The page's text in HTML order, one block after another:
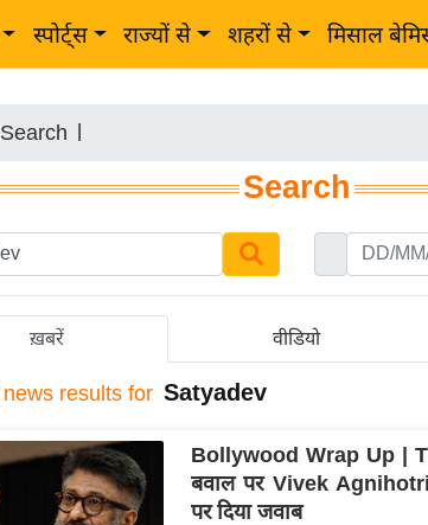
स्पोर्ट्स राज्यों से शहरों से मिसाल
Search
Search
ख़बरें वीडियो
news results for Satyadev
Bollywood Wrap Up |
बवाल पर Vivek Agnihotri
पर दिया जवाब